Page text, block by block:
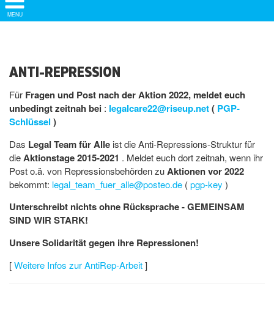
Show/
Hide
MENU
ANTI-REPRESSION
Für Fragen und Post nach der Aktion 2022, meldet euch
unbedingt zeitnah bei : legalcare22@riseup.net( PGP-
Schlüssel )
Das Legal Team für Alle ist die Anti-Repressions-Struktur für
dieAktionstage 2015-2021 . Meldet euch dort zeitnah, wenn ihr
Post o.ä. von Repressionsbehörden zuAktionen vor 2022
bekommt: legal_team_fuer_alle@posteo.de (pgp-key )
Unterschreibt nichts ohne Rücksprache - GEMEINSAM
SIND WIR STARK!
Unsere Solidarität gegen ihre Repressionen!
[Weitere Infos zur AntiRep-Arbeit]